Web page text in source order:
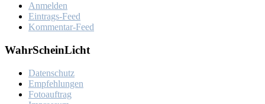
Anmelden
Eintrags-Feed
Kommentar-Feed
Wahr­Schein­Licht
Da­ten­schutz
Emp­feh­lun­gen
Fo­to­auf­trag